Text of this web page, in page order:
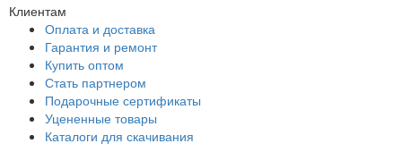
Клиентам
Оплата и доставка
Гарантия и ремонт
Купить оптом
Стать партнером
Подарочные сертификаты
Уцененные товары
Каталоги для скачивания